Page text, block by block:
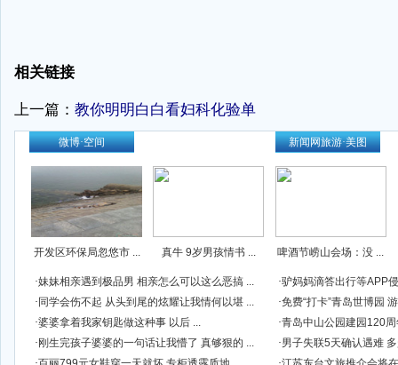
相关链接
上一篇： 教你明明白白看妇科化验单